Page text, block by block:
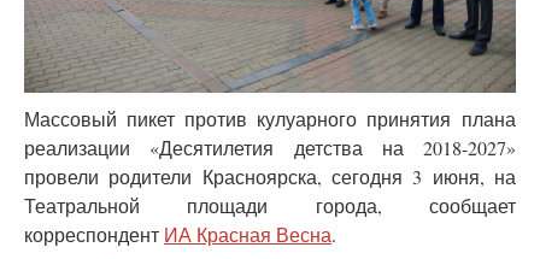
Массовый пикет против кулуарного принятия плана
реализации «Десятилетия детства на 2018-2027»
провели родители Красноярска, сегодня 3 июня, на
Театральной площади города, сообщает
корреспондент ИА Красная Весна.